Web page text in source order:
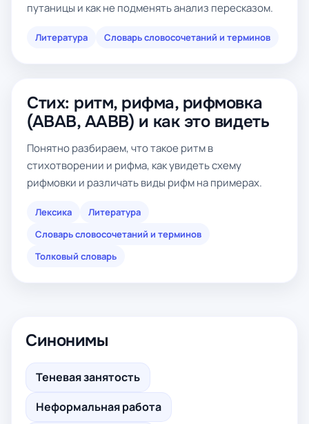
путаницы и как не подменять анализ пересказом.
Литература Словарь словосочетаний и терминов
Стих: ритм, рифма, рифмовка
(ABAB, AABB) и как это видеть
Понятно разбираем, что такое ритм в
стихотворении и рифма, как увидеть схему
рифмовки и различать виды рифм на примерах.
Лексика
Литература
Словарь словосочетаний и терминов
Толковый словарь
Синонимы
Теневая занятость
Неформальная работа